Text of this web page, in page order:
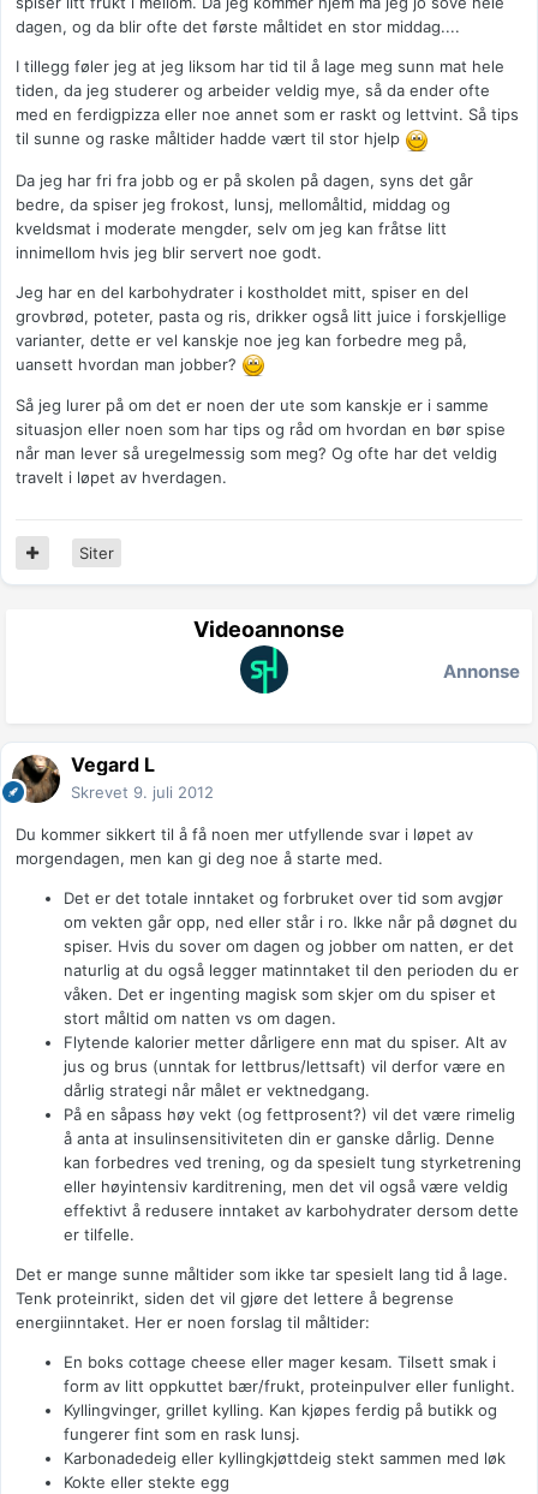
dagen, og da blir ofte det første måltidet en stor middag....
I tillegg føler jeg at jeg liksom har tid til å lage meg sunn mat hele
tiden, da jeg studerer og arbeider veldig mye, så da ender ofte
med en ferdigpizza eller noe annet som er raskt og lettvint. Så tips
til sunne og raske måltider hadde vært til stor hjelp
Da jeg har fri fra jobb og er på skolen på dagen, syns det går
bedre, da spiser jeg frokost, lunsj, mellomåltid, middag og
kveldsmat i moderate mengder, selv om jeg kan fråtse litt
innimellom hvis jeg blir servert noe godt.
Jeg har en del karbohydrater i kostholdet mitt, spiser en del
grovbrød, poteter, pasta og ris, drikker også litt juice i forskjellige
varianter, dette er vel kanskje noe jeg kan forbedre meg på,
uansett hvordan man jobber?
Så jeg lurer på om det er noen der ute som kanskje er i samme
situasjon eller noen som har tips og råd om hvordan en bør spise
når man lever så uregelmessig som meg? Og ofte har det veldig
travelt i løpet av hverdagen.
Siter
Videoannonse
Annonse
Vegard L
Skrevet 9. juli 2012
Du kommer sikkert til å få noen mer utfyllende svar i løpet av
morgendagen, men kan gi deg noe å starte med.
Det er det totale inntaket og forbruket over tid som avgjør
om vekten går opp, ned eller står i ro. Ikke når på døgnet du
spiser. Hvis du sover om dagen og jobber om natten, er det
naturlig at du også legger matinntaket til den perioden du er
våken. Det er ingenting magisk som skjer om du spiser et
stort måltid om natten vs om dagen.
Flytende kalorier metter dårligere enn mat du spiser. Alt av
jus og brus (unntak for lettbrus/lettsaft) vil derfor være en
dårlig strategi når målet er vektnedgang.
På en såpass høy vekt (og fettprosent?) vil det være rimelig
å anta at insulinsensitiviteten din er ganske dårlig. Denne
kan forbedres ved trening, og da spesielt tung styrketrening
eller høyintensiv karditrening, men det vil også være veldig
effektivt å redusere inntaket av karbohydrater dersom dette
er tilfelle.
Det er mange sunne måltider som ikke tar spesielt lang tid å lage.
Tenk proteinrikt, siden det vil gjøre det lettere å begrense
energiinntaket. Her er noen forslag til måltider:
En boks cottage cheese eller mager kesam. Tilsett smak i
form av litt oppkuttet bær/frukt, proteinpulver eller funlight.
Kyllingvinger, grillet kylling. Kan kjøpes ferdig på butikk og
fungerer fint som en rask lunsj.
Karbonadedeig eller kyllingkjøttdeig stekt sammen med løk
Kokte eller stekte egg